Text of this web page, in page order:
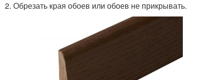
2. Обрезать края обоев или обоев не прикрывать.